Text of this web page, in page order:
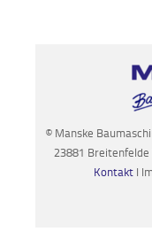
© Manske
23881 Breitenfelde
Kontakt I